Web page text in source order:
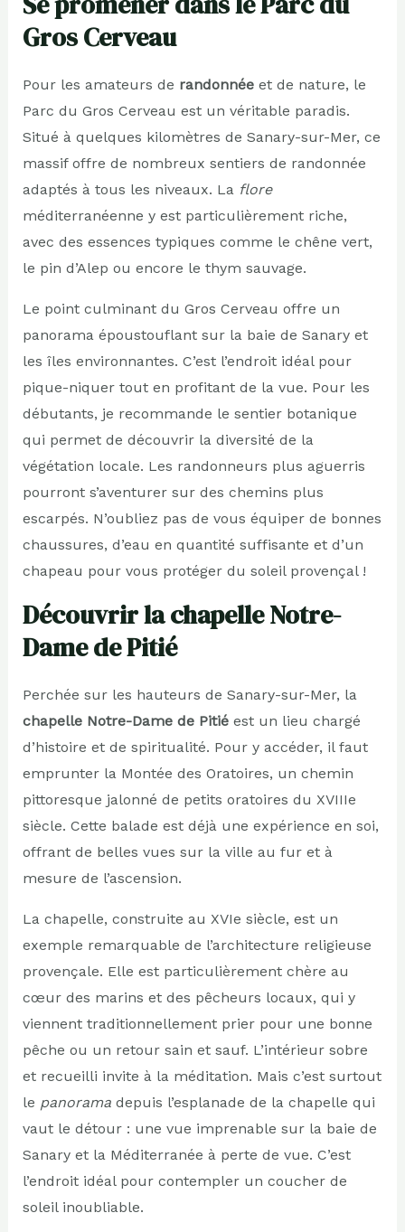
Gros Cerveau
Pour les amateurs de randonnéeet de nature, le
Parc du Gros Cerveau est un véritable paradis.
Situé à quelques kilomètres de Sanary-sur-Mer, ce
massif offre de nombreux sentiers de randonnée
adaptés à tous les niveaux. La flore
méditerranéenne y est particulièrement riche,
avec des essences typiques comme le chêne vert,
le pin d’Alep ou encore le thym sauvage.
Le point culminant du Gros Cerveau offre un
panorama époustouflant sur la baie de Sanary et
les îles environnantes. C’est l’endroit idéal pour
pique-niquer tout en profitant de la vue. Pour les
débutants, je recommande le sentier botanique
qui permet de découvrir la diversité de la
végétation locale. Les randonneurs plus aguerris
pourront s’aventurer sur des chemins plus
escarpés. N’oubliez pas de vous équiper de bonnes
chaussures, d’eau en quantité suffisante et d’un
chapeau pour vous protéger du soleil provençal !
Découvrir la chapelle Notre-
Dame de Pitié
Perchée sur les hauteurs de Sanary-sur-Mer, la
chapelle Notre-Dame de Pitiéest un lieu chargé
d’histoire et de spiritualité. Pour y accéder, il faut
emprunter la Montée des Oratoires, un chemin
pittoresque jalonné de petits oratoires du XVIIIe
siècle. Cette balade est déjà une expérience en soi,
offrant de belles vues sur la ville au fur et à
mesure de l’ascension.
La chapelle, construite au XVIe siècle, est un
exemple remarquable de l’architecture religieuse
provençale. Elle est particulièrement chère au
cœur des marins et des pêcheurs locaux, qui y
viennent traditionnellement prier pour une bonne
pêche ou un retour sain et sauf. L’intérieur sobre
et recueilli invite à la méditation. Mais c’est surtout
le panoramadepuis l’esplanade de la chapelle qui
vaut le détour : une vue imprenable sur la baie de
Sanary et la Méditerranée à perte de vue. C’est
l’endroit idéal pour contempler un coucher de
soleil inoubliable.